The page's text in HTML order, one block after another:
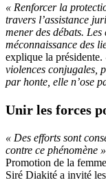
« Renforcer la
travers l’assistance
mener des débats.
méconnaissance des
explique la présidente.
violences conjugales,
par honte, elle n’ose
Unir les forces
« Des efforts sont
contre ce phénomène »
Promotion de la
Siré Diakité a invité